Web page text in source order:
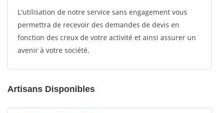
L'utilisation de notre service sans engagement vous
permettra de recevoir des demandes de devis en
fonction des creux de votre activité et ainsi assurer un
avenir à votre société.
Artisans Disponibles